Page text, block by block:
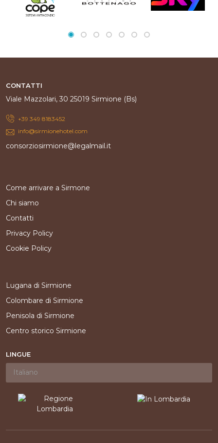
CONTATTI
Viale Mazzolari, 30 25019 Sirmione (Bs)
+39 349 8183452
info@sirmionehotel.com
consorziosirmione@legalmail.it
Come arrivare a Sirmone
Chi siamo
Contatti
Privacy Policy
Cookie Policy
Lugana di Sirmione
Colombare di Sirmione
Penisola di Sirmione
Centro storico Sirmione
LINGUE